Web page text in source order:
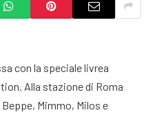
con la speciale livrea
Alla stazione di Roma
Mimmo, Milos e